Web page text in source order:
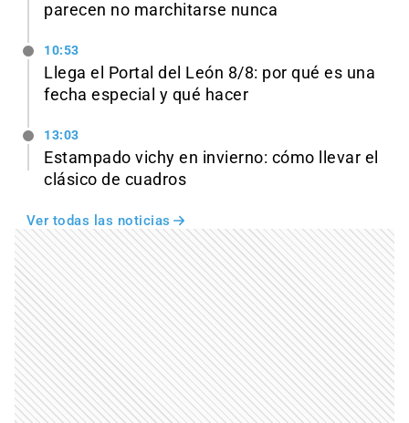
parecen no marchitarse nunca
10:53
Llega el Portal del León 8/8: por qué es una
fecha especial y qué hacer
13:03
Estampado vichy en invierno: cómo llevar el
clásico de cuadros
Ver todas las noticias